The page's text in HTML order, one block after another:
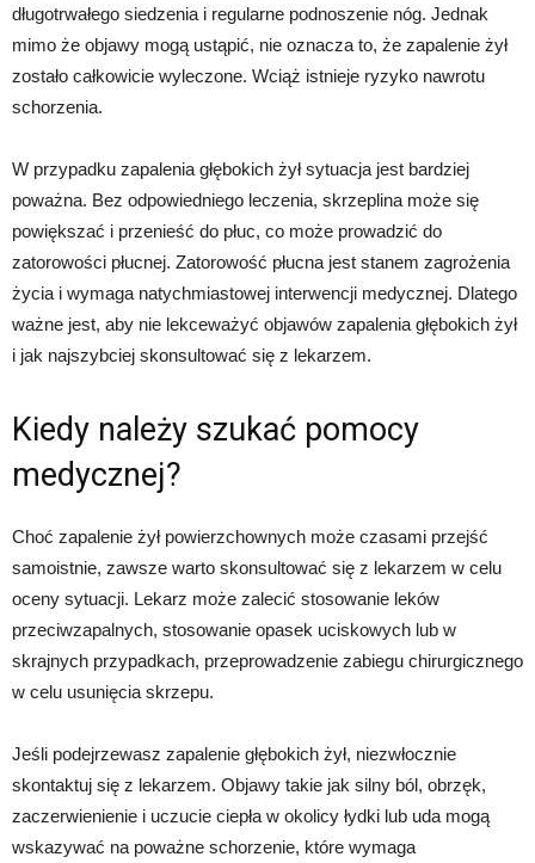
długotrwałego siedzenia i regularne podnoszenie nóg. Jednak
mimo że objawy mogą ustąpić, nie oznacza to, że zapalenie żył
zostało całkowicie wyleczone. Wciąż istnieje ryzyko nawrotu
schorzenia.
W przypadku zapalenia głębokich żył sytuacja jest bardziej
poważna. Bez odpowiedniego leczenia, skrzeplina może się
powiększać i przenieść do płuc, co może prowadzić do
zatorowości płucnej. Zatorowość płucna jest stanem zagrożenia
życia i wymaga natychmiastowej interwencji medycznej. Dlatego
ważne jest, aby nie lekceważyć objawów zapalenia głębokich żył
i jak najszybciej skonsultować się z lekarzem.
Kiedy należy szukać pomocy
medycznej?
Choć zapalenie żył powierzchownych może czasami przejść
samoistnie, zawsze warto skonsultować się z lekarzem w celu
oceny sytuacji. Lekarz może zalecić stosowanie leków
przeciwzapalnych, stosowanie opasek uciskowych lub w
skrajnych przypadkach, przeprowadzenie zabiegu chirurgicznego
w celu usunięcia skrzepu.
Jeśli podejrzewasz zapalenie głębokich żył, niezwłocznie
skontaktuj się z lekarzem. Objawy takie jak silny ból, obrzęk,
zaczerwienienie i uczucie ciepła w okolicy łydki lub uda mogą
wskazywać na poważne schorzenie, które wymaga